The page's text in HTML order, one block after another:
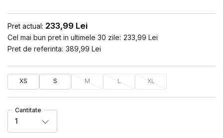
Pret actual: 233,99 Lei
Cel mai bun pret in ultimele 30 zile: 233,99 Lei
Pret de referinta: 389,99 Lei
XS S M L XL
Cantitate
1